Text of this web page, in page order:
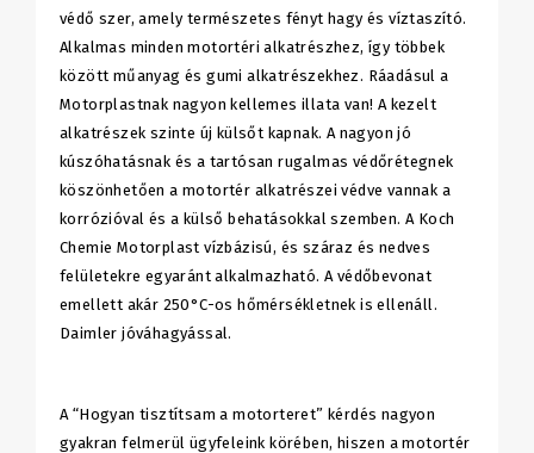
védő szer, amely természetes fényt hagy és víztaszító.
Alkalmas minden motortéri alkatrészhez, így többek
között műanyag és gumi alkatrészekhez. Ráadásul a
Motorplastnak nagyon kellemes illata van! A kezelt
alkatrészek szinte új külsőt kapnak. A nagyon jó
kúszóhatásnak és a tartósan rugalmas védőrétegnek
köszönhetően a motortér alkatrészei védve vannak a
korrózióval és a külső behatásokkal szemben. A Koch
Chemie Motorplast vízbázisú, és száraz és nedves
felületekre egyaránt alkalmazható. A védőbevonat
emellett akár 250°C-os hőmérsékletnek is ellenáll.
Daimler jóváhagyással.
A “Hogyan tisztítsam a motorteret” kérdés nagyon
gyakran felmerül ügyfeleink körében, hiszen a motortér